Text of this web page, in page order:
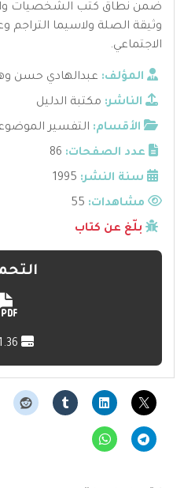
ضمن نطاق كتب الشخصيات
وثيقة الصلة ولاسيما التراجم
الاجتماعي.
المؤلف: عبدالهادي حسن
الناشر: مكتبة الدليل
الأقسام: التفسير
عدد الصفحات: 86
سنة النشر: 1995
مشاهدات:
بلّغ عن كتاب